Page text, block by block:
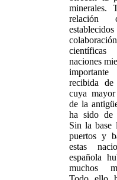
minerales.
relación
naciones
recibida
cuya
de la
ha sido de
Sin la base
puertos y
estas
española
muchos